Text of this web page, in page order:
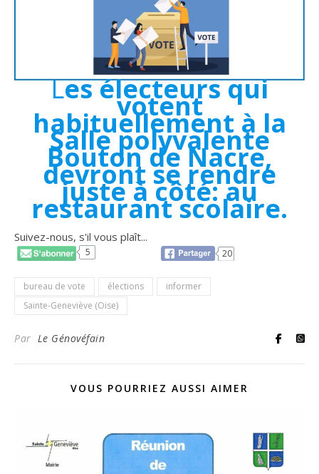
Les électeurs qui votent
habituellement à la
Salle polyvalente
Bouton de Nacre,
devront se rendre
juste à côté: au
restaurant scolaire.
Suivez-nous, s'il vous plaît...
5 20
bureau de vote élections
informer
Sainte-Geneviève (Oise)
Par Le Génovéfain
VOUS POURRIEZ AUSSI AIMER